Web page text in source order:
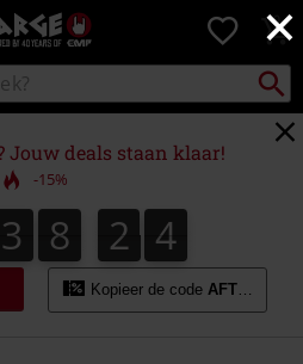
×
Large
–
Muziek-,
en
gaming-
merch
+
alternatieve
kleding
0
zoeken
Jouw deals staan klaar!
-15%
3
3 8
8 2
2 2
3
2
4
3
Kopieer de code